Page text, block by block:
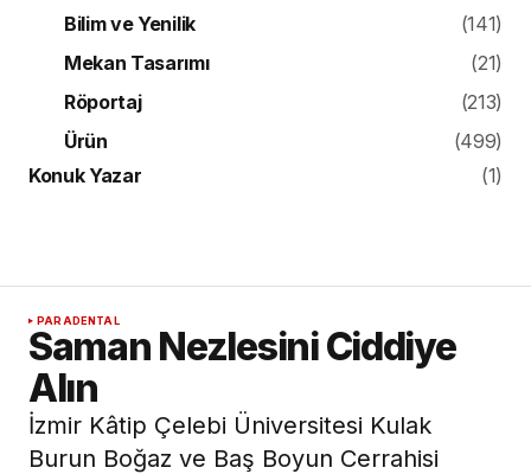
Bilim ve Yenilik
(141)
Mekan Tasarımı
(21)
Röportaj
(213)
Ürün
(499)
Konuk Yazar
(1)
PARADENTAL
Saman Nezlesini Ciddiye
Alın
İzmir Kâtip Çelebi Üniversitesi Kulak
Burun Boğaz ve Baş Boyun Cerrahisi